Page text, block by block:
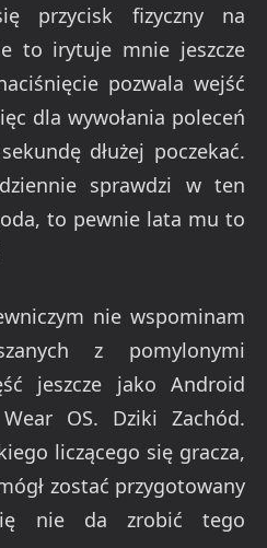
przycisk fizyczny na
to irytuje mnie jeszcze
pozwala wejść
dla wywołania poleceń
dłużej poczekać.
sprawdzi w ten
to pewnie lata mu to
nie wspominam
z pomylonymi
jeszcze jako Android
OS. Dziki Zachód.
liczącego się gracza,
zostać przygotowany
nie da zrobić tego